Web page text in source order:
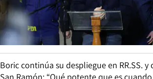
Boric continúa su despliegue en RR.SS.